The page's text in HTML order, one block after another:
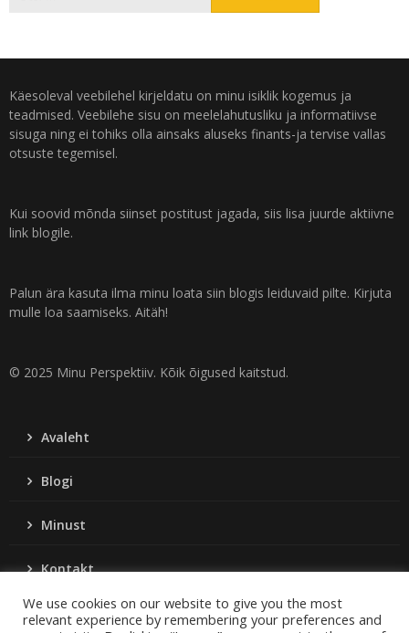
Käesoleval veebilehel kirjeldatu on minu isiklik kogemus ja
teadmised. Veebilehe sisu on meelelahutusliku ja informatiivse
sisuga ning ei tohiks olla ainsaks aluseks finants-ja tervise vallas
otsuste tegemisel.
Kui soovid mõnda siinset postitust jagada, siis lisa juurde aktiivne
link blogile.
Palun ära kasuta ilma minu loata siin blogis leiduvaid pilte. Kirjuta
mulle loa saamiseks. Aitäh!
© 2025 Minu Perspektiiv. Kõik õigused kaitstud.
Avaleht
Blogi
Minust
Kontakt
We use cookies on our website to give you the most
relevant experience by remembering your preferences and